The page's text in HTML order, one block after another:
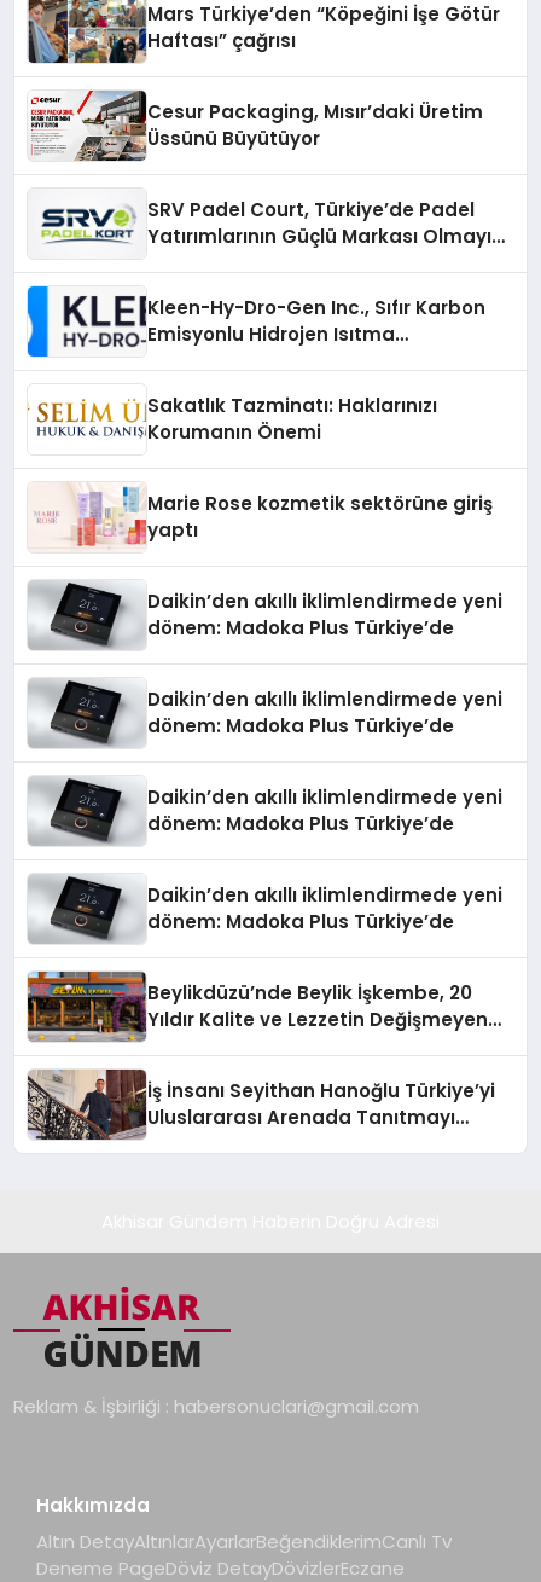
Mars Türkiye’den “Köpeğini İşe Götür
Haftası” çağrısı
Cesur Packaging, Mısır’daki Üretim
Üssünü Büyütüyor
SRV Padel Court, Türkiye’de Padel
Yatırımlarının Güçlü Markası Olmayı
Kleen-Hy-Dro-Gen Inc., Sıfır Karbon
Emisyonlu Hidrojen Isıtma
Sakatlık Tazminatı: Haklarınızı
Korumanın Önemi
Marie Rose kozmetik sektörüne giriş
yaptı
Daikin’den akıllı iklimlendirmede yeni
dönem: Madoka Plus Türkiye’de
Daikin’den akıllı iklimlendirmede yeni
dönem: Madoka Plus Türkiye’de
Daikin’den akıllı iklimlendirmede yeni
dönem: Madoka Plus Türkiye’de
Daikin’den akıllı iklimlendirmede yeni
dönem: Madoka Plus Türkiye’de
Beylikdüzü’nde Beylik İşkembe, 20
Yıldır Kalite ve Lezzetin Değişmeyen
İş İnsanı Seyithan Hanoğlu Türkiye’yi
Uluslararası Arenada Tanıtmayı
Reklam & İşbirliği : habersonuclari@gmail.com
Hakkımızda
Altın DetayAltınlarAyarlarBeğendiklerimCanlı Tv
Deneme PageDöviz DetayDövizlerEczane